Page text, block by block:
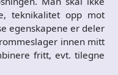
teknikalitet opp mot
egenskapene er deler
innen mitt
fritt, evt. tilegne